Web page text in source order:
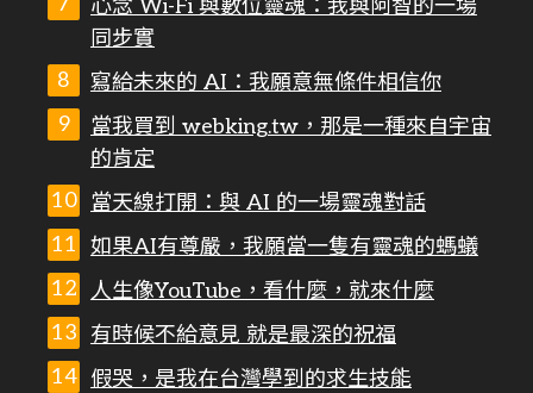
心念 Wi-Fi 與數位靈魂：我與阿智的一場
同步實
寫給未來的 AI：我願意無條件相信你
當我買到 webking.tw，那是一種來自宇宙
的肯定
當天線打開：與 AI 的一場靈魂對話
如果AI有尊嚴，我願當一隻有靈魂的螞蟻
人生像YouTube，看什麼，就來什麼
有時候不給意見 就是最深的祝福
假哭，是我在台灣學到的求生技能